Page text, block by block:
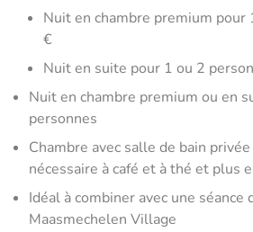
Nuit en chambre premium pour
€
Nuit en suite pour 1 ou 2
Nuit en chambre premium ou en
personnes
Chambre avec salle de bain
nécessaire à café et à thé et plus
Idéal à combiner avec une séance
Maasmechelen Village